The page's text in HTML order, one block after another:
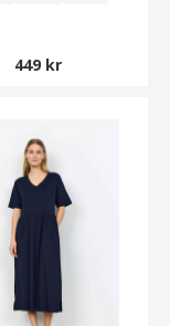
449 kr